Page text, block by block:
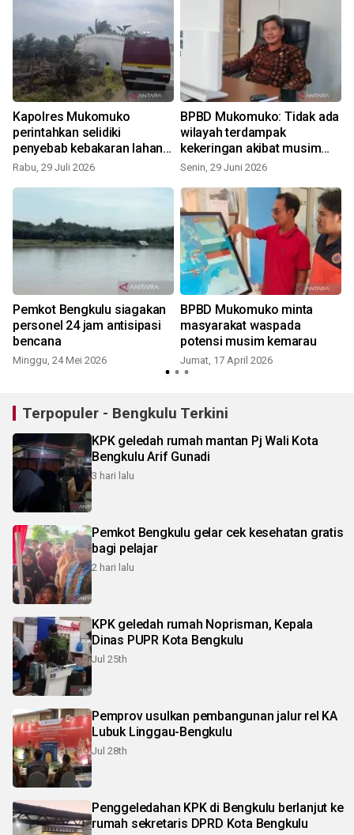
Kapolres Mukomuko
perintahkan selidiki
penyebab kebakaran lahan
bandara
Rabu, 29 Juli 2026
BPBD Mukomuko: Tidak ada
wilayah terdampak
kekeringan akibat musim
panas
Senin, 29 Juni 2026
Pemkot Bengkulu siagakan
personel 24 jam antisipasi
bencana
Minggu, 24 Mei 2026
BPBD Mukomuko minta
masyarakat waspada
potensi musim kemarau
Jumat, 17 April 2026
Terpopuler - Bengkulu Terkini
KPK geledah rumah mantan Pj Wali Kota
Bengkulu Arif Gunadi
3 hari lalu
Pemkot Bengkulu gelar cek kesehatan gratis
bagi pelajar
2 hari lalu
KPK geledah rumah Noprisman, Kepala
Dinas PUPR Kota Bengkulu
Jul 25th
Pemprov usulkan pembangunan jalur rel KA
Lubuk Linggau-Bengkulu
Jul 28th
Penggeledahan KPK di Bengkulu berlanjut ke
rumah sekretaris DPRD Kota Bengkulu